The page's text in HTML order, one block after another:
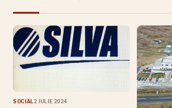
SOCIAL2 IULIE 2024